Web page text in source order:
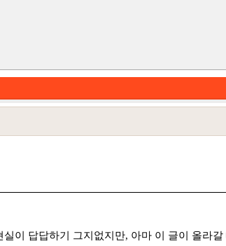
이 답답하기 그지없지만, 아마 이 글이 올라갈
카테고리